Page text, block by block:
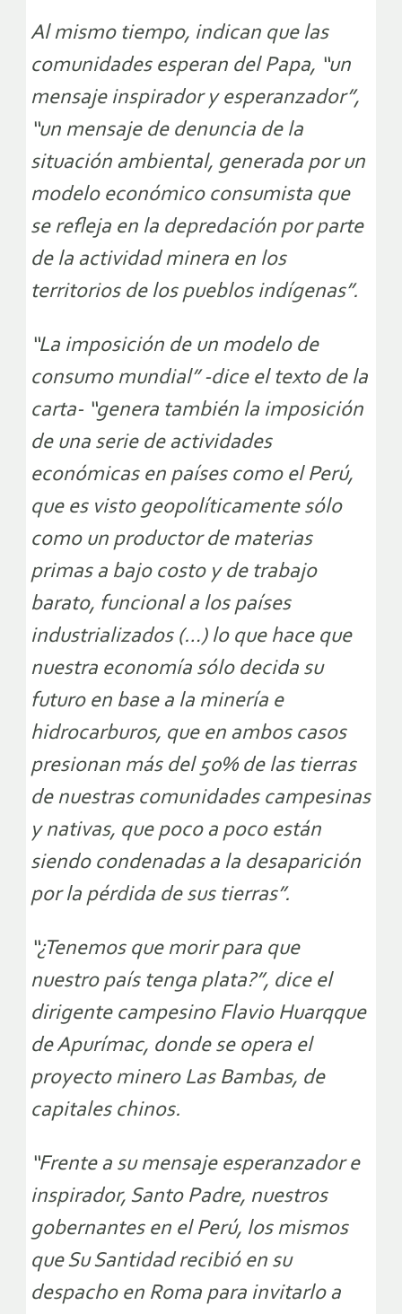
Al mismo tiempo, indican que las
comunidades esperan del Papa, “un
mensaje inspirador y esperanzador”,
“un mensaje de denuncia de la
situación ambiental, generada por un
modelo económico consumista que
se refleja en la depredación por parte
de la actividad minera en los
territorios de los pueblos indígenas”.
“La imposición de un modelo de
consumo mundial” -dice el texto de la
carta- “genera también la imposición
de una serie de actividades
económicas en países como el Perú,
que es visto geopolíticamente sólo
como un productor de materias
primas a bajo costo y de trabajo
barato, funcional a los países
industrializados (…) lo que hace que
nuestra economía sólo decida su
futuro en base a la minería e
hidrocarburos, que en ambos casos
presionan más del 50% de las tierras
de nuestras comunidades campesinas
y nativas, que poco a poco están
siendo condenadas a la desaparición
por la pérdida de sus tierras”.
“¿Tenemos que morir para que
nuestro país tenga plata?”, dice el
dirigente campesino Flavio Huarqque
de Apurímac, donde se opera el
proyecto minero Las Bambas, de
capitales chinos.
“Frente a su mensaje esperanzador e
inspirador, Santo Padre, nuestros
gobernantes en el Perú, los mismos
que Su Santidad recibió en su
despacho en Roma para invitarlo a